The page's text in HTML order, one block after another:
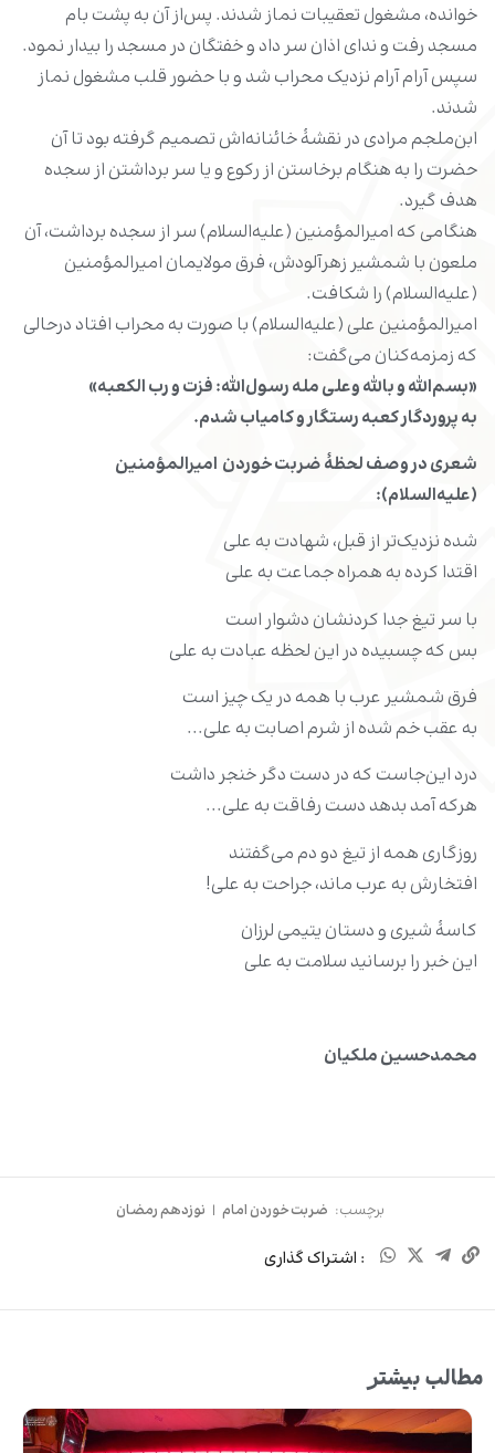
خوانده، مشغول تعقیبات نماز شدند. پس‌از آن به پشت بام
مسجد رفت و ندای اذان سر داد و خفتگان در مسجد را بیدار نمود.
سپس آرام آرام نزدیک محراب شد و با حضور قلب مشغول نماز
شدند.
ابن‌ملجم مرادی در نقشۀ خائنانه‌اش تصمیم گرفته بود تا آن
حضرت را به هنگام برخاستن از رکوع و یا سر برداشتن از سجده
هدف گیرد.
هنگامی که امیرالمؤمنین (علیه‌السلام) سر از سجده برداشت، آن
ملعون با شمشیر زهرآلودش، فرق مولایمان امیرالمؤمنین
(علیه‌السلام) را شکافت.
امیرالمؤمنین علی (علیه‌السلام) با صورت به محراب افتاد درحالی
که زمزمه‌کنان می‌گفت:
«بسم‌الله و بالله وعلی مله رسول‌الله: فزت و رب الکعبه»
به پروردگار کعبه رستگار و کامیاب شدم.
شعری در وصف لحظۀضربت خوردن امیرالمؤمنین
(علیه‌السلام):
شده نزدیک‌تر از قبل، شهادت به علی
اقتدا کرده به همراه جماعت به علی
با سر تیغ جدا کردنشان دشوار است
بس که چسبیده در این لحظه عبادت به علی
فرق شمشیر عرب با همه در یک چیز است
به عقب خم شده از شرم اصابت به علی...
درد این‌جاست که در دست دگر خنجر داشت
هرکه آمد بدهد دست رفاقت به علی...
روزگاری همه از تیغ دو دم می‌گفتند
افتخارش به عرب ماند، جراحت به علی!
کاسۀ شیری و دستان یتیمی لرزان
این خبر را برسانید سلامت به علی
محمدحسین ملکیان
برچسب: ضربت خوردن امام | نوزدهم رمضان
: اشتراک گذاری
مطالب بیشتر